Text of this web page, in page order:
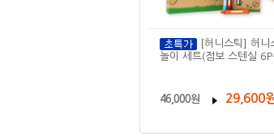
[허니스틱] 허니
놀이 세트(점보 스텐실
46,000원 29,600원